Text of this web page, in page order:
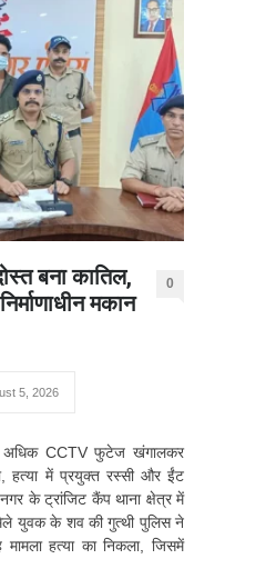
बना कातिल,
मकान
0
5, 2026
CCTV फुटेज खंगालकर
हत्या में प्रयुक्त रस्सी और ईंट
के ट्रांजिट कैंप थाना क्षेत्र में
युवक के शव की गुत्थी पुलिस ने
हत्या का निकला, जिसमें